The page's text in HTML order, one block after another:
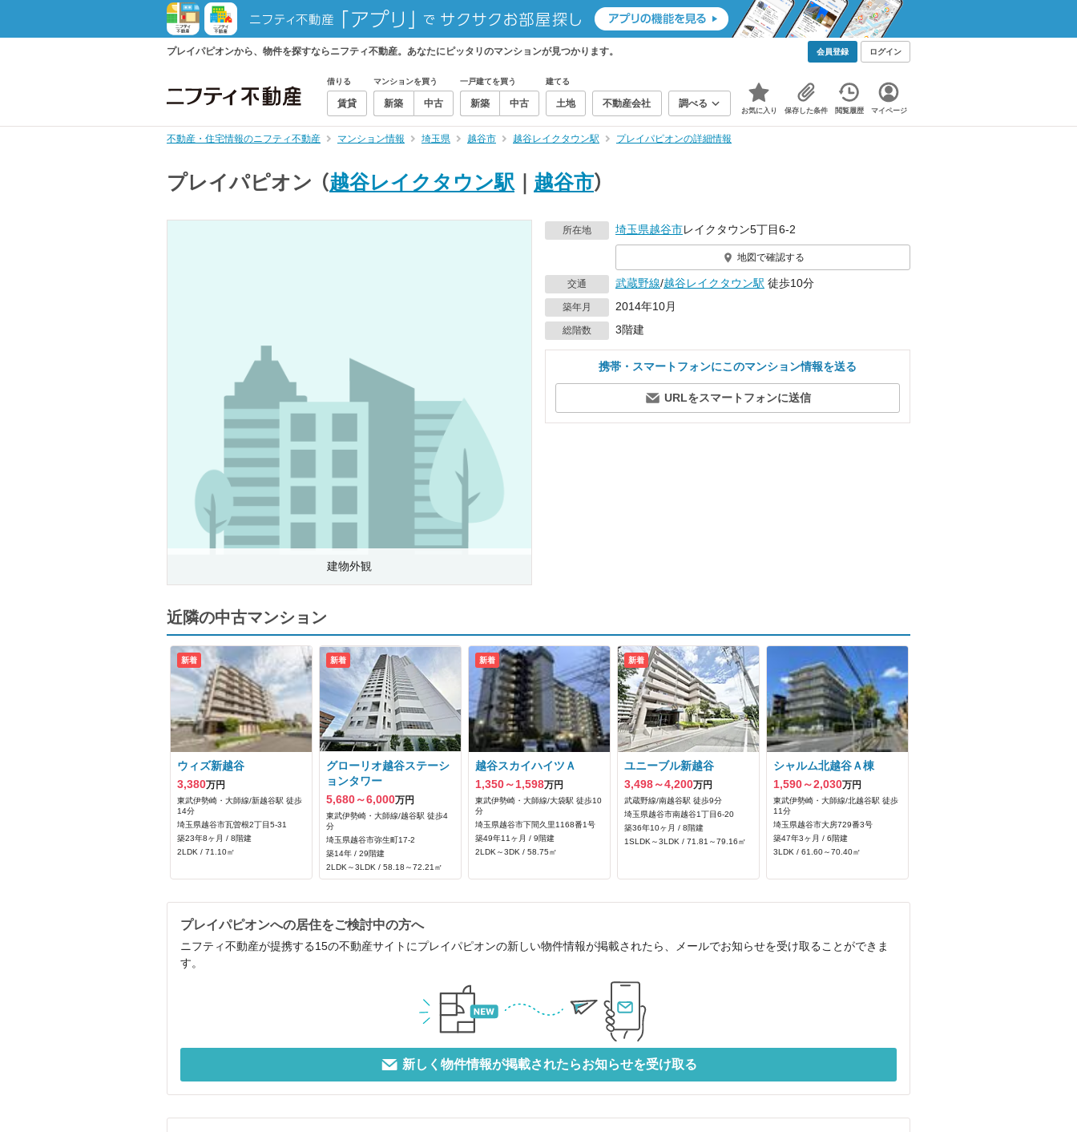
プレイパピオンから、物件を探すならニフティ不動産。あなたにピッタリのマンションが見つかります。 会員登録 ログイン
借りる
賃貸
マンションを買う
新築 中古
一戸建てを買う
新築 中古
建てる
土地 不動産会社 調べる
お気に入り 保存した条件 閲覧履歴 マイページ
不動産・住宅情報のニフティ不動産 マンション情報 埼玉県 越谷市 越谷レイクタウン駅 プレイパピオンの詳細情報
プレイパピオン （越谷レイクタウン駅 越谷市）
建物外観
所在地 埼玉県越谷市レイクタウン5丁目6-2
地図で確認する
交通 武蔵野線/越谷レイクタウン駅 徒歩10分
築年月 2014年10月
総階数 3階建
携帯・スマートフォンにこのマンション情報を送る
URLをスマートフォンに送信
近隣の中古マンション
新着
ウィズ新越谷
3,380万円
東武伊勢崎・大師線/新越谷駅 徒歩
14分
埼玉県越谷市瓦曽根2丁目5-31
築23年8ヶ月 / 8階建
2LDK / 71.10㎡
新着
グローリオ越谷ステーシ
ョンタワー
5,680～6,000万円
東武伊勢崎・大師線/越谷駅 徒歩4
分
埼玉県越谷市弥生町17-2
築14年 / 29階建
2LDK～3LDK / 58.18～72.21㎡
新着
越谷スカイハイツＡ
1,350～1,598万円
東武伊勢崎・大師線/大袋駅 徒歩10
分
埼玉県越谷市下間久里1168番1号
築49年11ヶ月 / 9階建
2LDK～3DK / 58.75㎡
新着
ユニーブル新越谷
3,498～4,200万円
武蔵野線/南越谷駅 徒歩9分
埼玉県越谷市南越谷1丁目6-20
築36年10ヶ月 / 8階建
1SLDK～3LDK / 71.81～79.16㎡
シャルム北越谷Ａ棟
1,590～2,030万円
東武伊勢崎・大師線/北越谷駅 徒歩
11分
埼玉県越谷市大房729番3号
築47年3ヶ月 / 6階建
3LDK / 61.60～70.40㎡
プレイパピオンへの居住をご検討中の方へ
ニフティ不動産が提携する15の不動産サイトにプレイパピオンの新しい物件情報が掲載されたら、メールでお知らせを受け取ることができま
す。
新しく物件情報が掲載されたらお知らせを受け取る